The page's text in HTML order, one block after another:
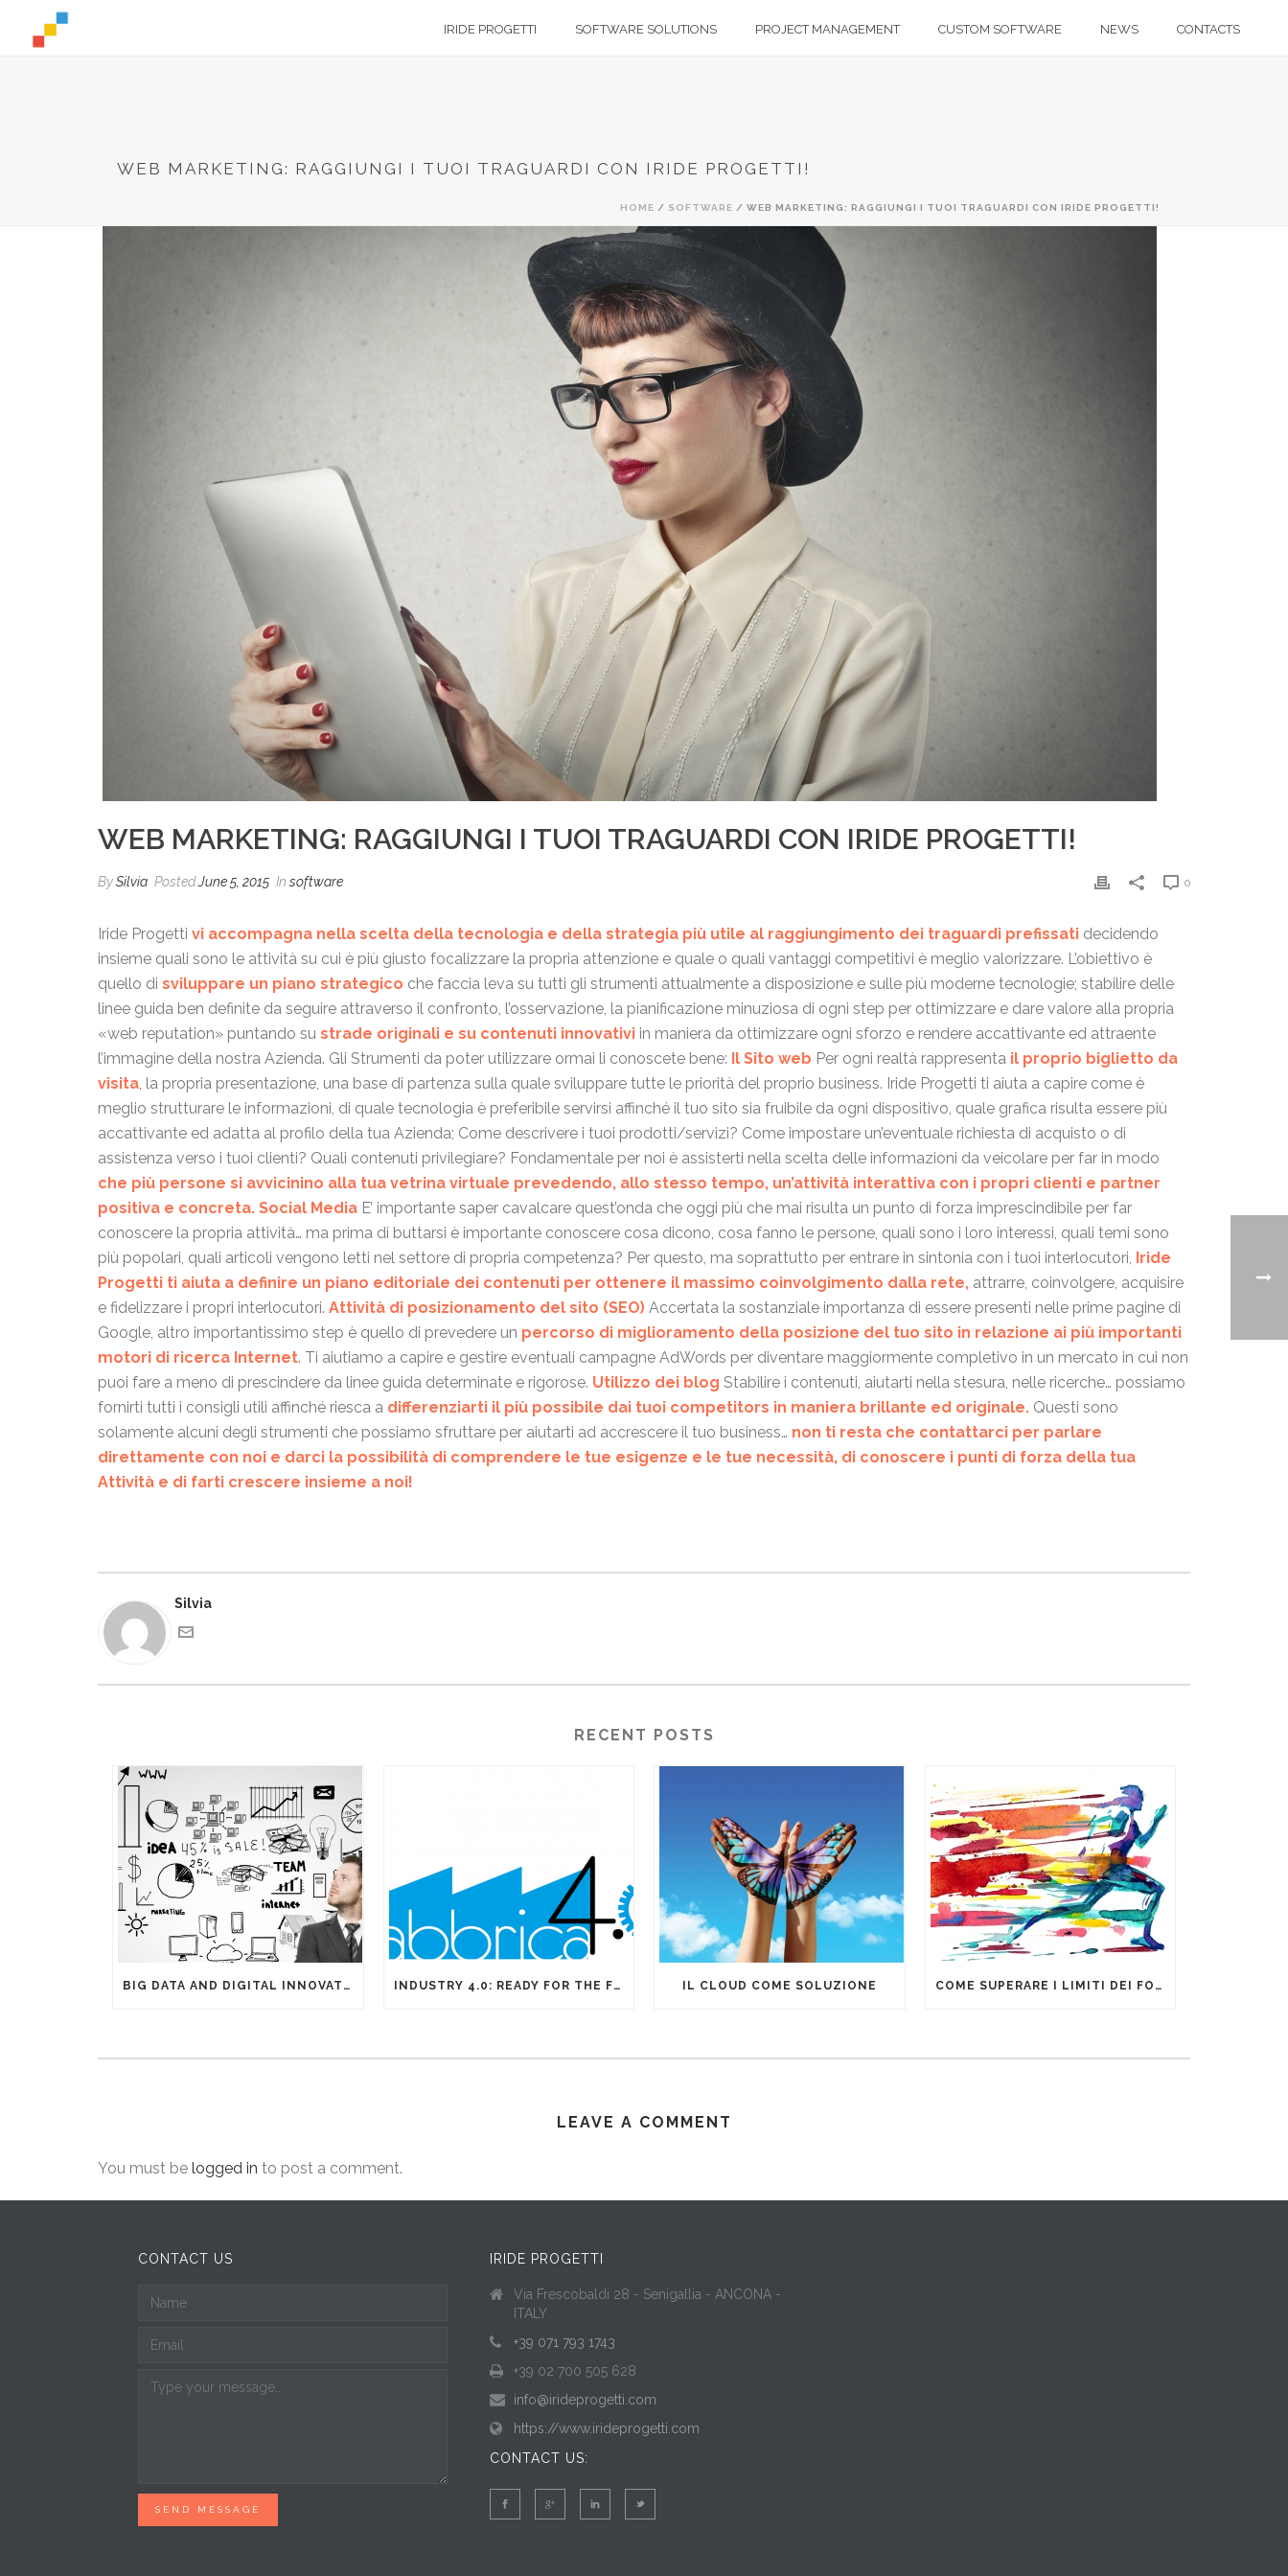
IRIDE PROGETTI SOFTWARE SOLUTIONS PROJECT MANAGEMENT CUSTOM SOFTWARE NEWS CONTACTS
WEB MARKETING: RAGGIUNGI I TUOI TRAGUARDI CON IRIDE PROGETTI!
HOME / SOFTWARE / WEB MARKETING: RAGGIUNGI I TUOI TRAGUARDI CON IRIDE PROGETTI!
WEB MARKETING: RAGGIUNGI I TUOI TRAGUARDI CON IRIDE PROGETTI!
BySilvia PostedJune 5, 2015 In software 0
Iride Progetti vi accompagna nella scelta della tecnologia e della strategia più utile al raggiungimento dei traguardi prefissati decidendo
insieme quali sono le attività su cui è più giusto focalizzare la propria attenzione e quale o quali vantaggi competitivi è meglio valorizzare. L’obiettivo è
quello di sviluppare un piano strategico che faccia leva su tutti gli strumenti attualmente a disposizione e sulle più moderne tecnologie; stabilire delle
linee guida ben definite da seguire attraverso il confronto, l’osservazione, la pianificazione minuziosa di ogni step per ottimizzare e dare valore alla propria
«web reputation» puntando su strade originali e su contenuti innovativi in maniera da ottimizzare ogni sforzo e rendere accattivante ed attraente
l’immagine della nostra Azienda. Gli Strumenti da poter utilizzare ormai li conoscete bene: Il Sito web Per ogni realtà rappresenta il proprio biglietto da
visita, la propria presentazione, una base di partenza sulla quale sviluppare tutte le priorità del proprio business. Iride Progetti ti aiuta a capire come è
meglio strutturare le informazioni, di quale tecnologia è preferibile servirsi affinché il tuo sito sia fruibile da ogni dispositivo, quale grafica risulta essere più
accattivante ed adatta al profilo della tua Azienda; Come descrivere i tuoi prodotti/servizi? Come impostare un’eventuale richiesta di acquisto o di
assistenza verso i tuoi clienti? Quali contenuti privilegiare? Fondamentale per noi è assisterti nella scelta delle informazioni da veicolare per far in modo
che più persone si avvicinino alla tua vetrina virtuale prevedendo, allo stesso tempo, un’attività interattiva con i propri clienti e partner
positiva e concreta. Social Media E’ importante saper cavalcare quest’onda che oggi più che mai risulta un punto di forza imprescindibile per far
conoscere la propria attività… ma prima di buttarsi è importante conoscere cosa dicono, cosa fanno le persone, quali sono i loro interessi, quali temi sono
più popolari, quali articoli vengono letti nel settore di propria competenza? Per questo, ma soprattutto per entrare in sintonia con i tuoi interlocutori, Iride
Progetti ti aiuta a definire un piano editoriale dei contenuti per ottenere il massimo coinvolgimento dalla rete, attrarre, coinvolgere, acquisire
e fidelizzare i propri interlocutori. Attività di posizionamento del sito (SEO) Accertata la sostanziale importanza di essere presenti nelle prime pagine di
Google, altro importantissimo step è quello di prevedere un percorso di miglioramento della posizione del tuo sito in relazione ai più importanti
motori di ricerca Internet. Ti aiutiamo a capire e gestire eventuali campagne AdWords per diventare maggiormente completivo in un mercato in cui non
puoi fare a meno di prescindere da linee guida determinate e rigorose. Utilizzo dei blog Stabilire i contenuti, aiutarti nella stesura, nelle ricerche… possiamo
fornirti tutti i consigli utili affinché riesca a differenziarti il più possibile dai tuoi competitors in maniera brillante ed originale. Questi sono
solamente alcuni degli strumenti che possiamo sfruttare per aiutarti ad accrescere il tuo business… non ti resta che contattarci per parlare
direttamente con noi e darci la possibilità di comprendere le tue esigenze e le tue necessità, di conoscere i punti di forza della tua
Attività e di farti crescere insieme a noi!
Silvia
RECENT POSTS
BIG DATA AND DIGITAL INNOVATIONS: THE IMPORTANCE OF HAVING EXPERTS ON YOUR SIDE INDUSTRY 4.0: READY FOR THE FOURTH INDUSTRIAL REVOLUTION? IL CLOUD COME SOLUZIONE COME SUPERARE I LIMITI DEI FOGLI DI CALCOLO PER LA GESTIONE DEI DATI AZIENDALI
LEAVE A COMMENT
You must be logged in to post a comment.
CONTACT US
SEND MESSAGE
IRIDE PROGETTI
Via Frescobaldi 28 - Senigallia - ANCONA -
ITALY
+39 071 793 1743
+39 02 700 505 628
info@irideprogetti.com
https://www.irideprogetti.com
CONTACT US: